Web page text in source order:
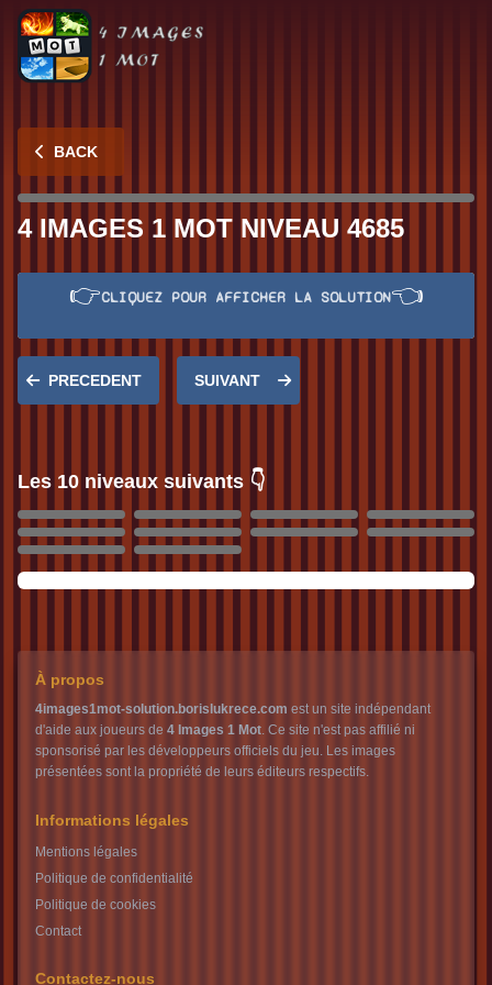
BACK
4 IMAGES 1 MOT NIVEAU 4685
Réponse:ZERO
👉CLIQUEZ POUR AFFICHER LA SOLUTION👈
PRECEDENT SUIVANT
Les 10 niveaux suivants 👇
4690
4691 4692
4693
4694
4695
À propos
4images1mot-solution.borislukrece.com est un site indépendant
d'aide aux joueurs de 4 Images 1 Mot. Ce site n'est pas affilié ni
sponsorisé par les développeurs officiels du jeu. Les images
présentées sont la propriété de leurs éditeurs respectifs.
Informations légales
Mentions légales
Politique de confidentialité
Politique de cookies
Contact
Contactez-nous